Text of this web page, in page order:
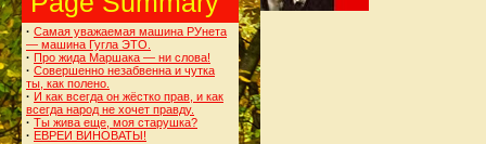
· Самая уважаемая машина РУнета
— машина Гугла ЭТО.
· Про жида Маршака — ни слова!
· Совершенно незабвенна и чутка
ты, как полено.
· И как всегда он жёстко прав, и как
всегда народ не хочет правду.
· Ты жива еще, моя старушка?
· ЕВРЕИ ВИНОВАТЫ!